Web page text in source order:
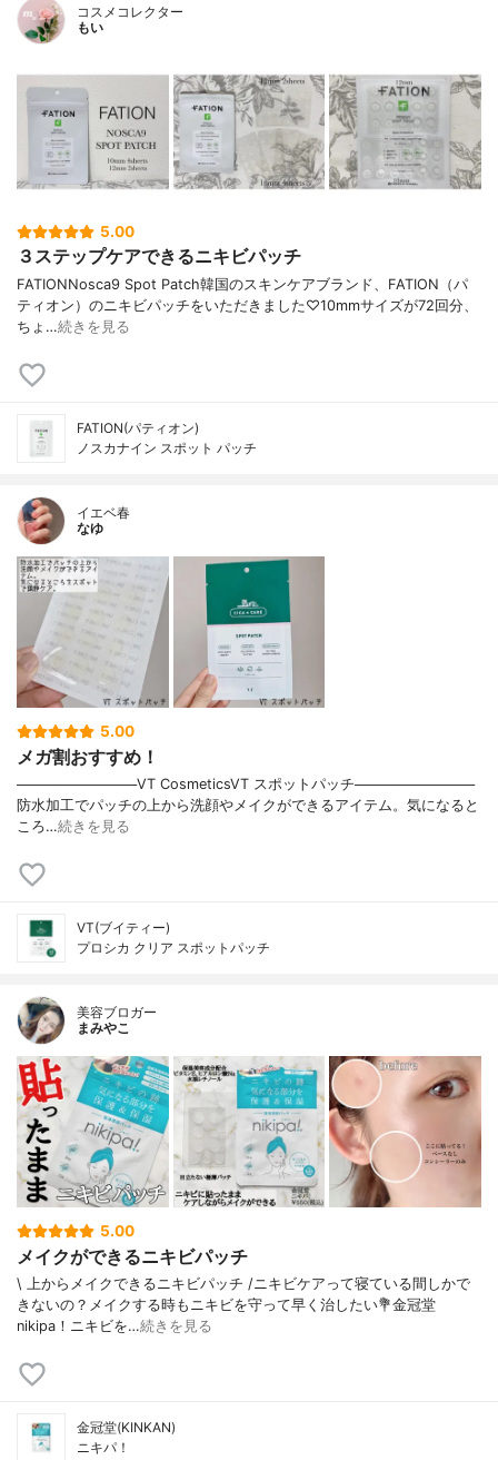
コスメコレクター
もい
5.00
３ステップケアできるニキビパッチ
FATIONNosca9 Spot Patch韓国のスキンケアブランド、FATION（パ
ティオン）のニキビパッチをいただきました♡10mmサイズが72回分、
ちょ…続きを見る
FATION(パティオン)
ノスカナイン スポット パッチ
イエベ春
なゆ
5.00
メガ割おすすめ！
────────────VT CosmeticsVT スポットパッチ────────────
防水加工でパッチの上から洗顔やメイクができるアイテム。気になると
ころ…続きを見る
VT(ブイティー)
プロシカ クリア スポットパッチ
美容ブロガー
まみやこ
5.00
メイクができるニキビパッチ
\ 上からメイクできるニキビパッチ /⁡ニキビケアって寝ている間しかで
きないの？メイクする時もニキビを守って早く治したい⁡⁡💐金冠堂
nikipa！⁡⁡⁡ニキビを…続きを見る
金冠堂(KINKAN)
ニキパ！